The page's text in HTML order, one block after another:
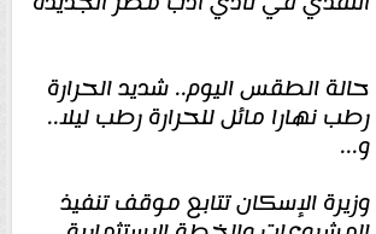
حالة الطقس اليوم.. شديد الحرارة
رطب نهارا مائل للحرارة رطب ليلا..
و...
وزيرة الإسكان تتابع موقف تنفيذ